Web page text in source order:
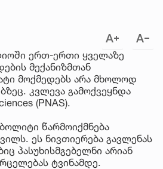
ერთ-ერთი ყველაზე
მექანიზმთან
მოქმედებს არა მხოლოდ
კვლევა გამოქვეყნდა
(PNAS).
წარმოიქმნება
ეს ნივთიერება გავლენას
პასუხისმგებელნი არიან
ტვინამდე.